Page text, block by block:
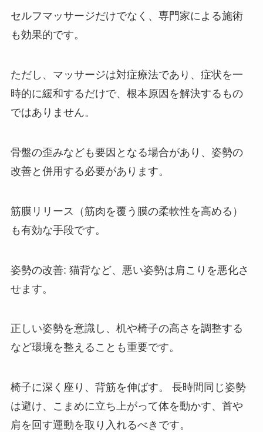
セルフマッサージだけでなく、専門家による施術
も効果的です。
ただし、マッサージは対症療法であり、症状を一
時的に緩和するだけで、根本原因を解決するもの
ではありません。
骨盤の歪みなども要因となる場合があり、姿勢の
改善と併用する必要があります。
筋膜リリース（筋肉を覆う膜の柔軟性を高める）
も有効な手段です。
姿勢の改善: 猫背など、悪い姿勢は肩こりを悪化さ
せます。
正しい姿勢を意識し、机や椅子の高さを調整する
など環境を整えることも重要です。
椅子に深く座り、背筋を伸ばす。 長時間同じ姿勢
は避け、こまめに立ち上がって体を動かす、首や
肩を回す運動を取り入れるべきです。